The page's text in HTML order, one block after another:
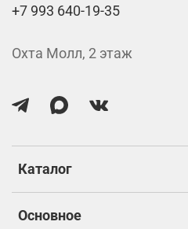
Каталог
Основное
+7 993 640-19-35
Охта Молл, 2 этаж